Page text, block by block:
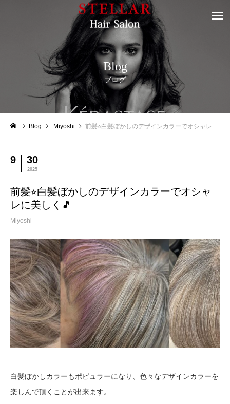
Blog
ブログ
Blog Miyoshi 前髪⭐︎白髪ぼかしのデザインカラーでオシャレに美しく🎵
9 30
2025
前髪⭐︎白髪ぼかしのデザインカラーでオシャ
レに美しく🎵
Miyoshi
白髪ぼかしカラーもポピュラーになり、色々なデザインカラーを
楽しんで頂くことが出来ます。